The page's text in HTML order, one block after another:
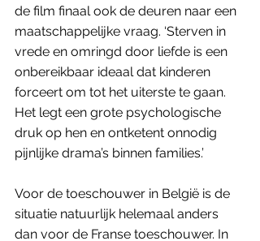
de film finaal ook de deuren naar een
maatschappelijke vraag. ‘Sterven in
vrede en omringd door liefde is een
onbereikbaar ideaal dat kinderen
forceert om tot het uiterste te gaan.
Het legt een grote psychologische
druk op hen en ontketent onnodig
pijnlijke drama’s binnen families.’
Voor de toeschouwer in België is de
situatie natuurlijk helemaal anders
dan voor de Franse toeschouwer. In